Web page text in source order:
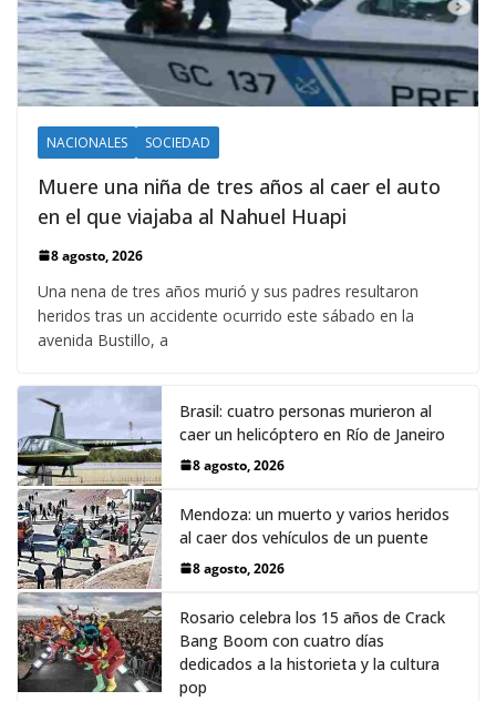
NACIONALES SOCIEDAD
Muere una niña de tres años al caer el auto
en el que viajaba al Nahuel Huapi
8 agosto, 2026
Una nena de tres años murió y sus padres resultaron
heridos tras un accidente ocurrido este sábado en la
avenida Bustillo, a
Brasil: cuatro personas murieron al
caer un helicóptero en Río de Janeiro
8 agosto, 2026
Mendoza: un muerto y varios heridos
al caer dos vehículos de un puente
8 agosto, 2026
Rosario celebra los 15 años de Crack
Bang Boom con cuatro días
dedicados a la historieta y la cultura
pop